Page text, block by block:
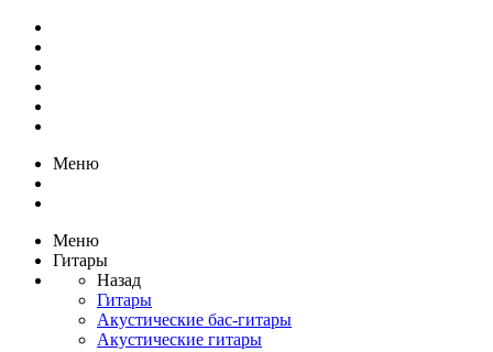
Меню
Меню
Гитары
Назад
Гитары
Акустические бас-гитары
Акустические гитары